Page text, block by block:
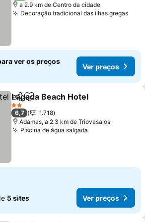
a 2.9 km de Centro da cidade
Decoração tradicional das ilhas gregas
ver os preços
Ver preços
PartilharAdicionar aos favoritos
Lagada Beach Hotel
2 Estrelas
6,7
1.718
Adamas, a 2.3 km de Triovasalos
Piscina de água salgada
5 sites Ver preços